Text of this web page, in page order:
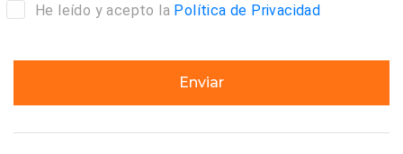
He leído y acepto la Política de Privacidad
Enviar